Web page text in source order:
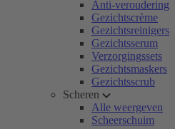
Anti-veroudering
Gezichtscrème
Gezichtsreinigers
Gezichtsserum
Verzorgingssets
Gezichtsmaskers
Gezichtsscrub
Scheren
Alle weergeven
Scheerschuim